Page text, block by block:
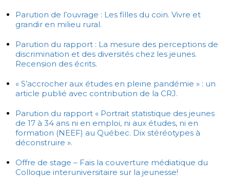
Parution de l’ouvrage : Les filles du coin. Vivre et
grandir en milieu rural.
Parution du rapport : La mesure des perceptions de
discrimination et des diversités chez les jeunes.
Recension des écrits.
« S’accrocher aux études en pleine pandémie » : un
article publié avec contribution de la CRJ.
Parution du rapport « Portrait statistique des jeunes
de 17 à 34 ans ni en emploi, ni aux études, ni en
formation (NEEF) au Québec. Dix stéréotypes à
déconstruire ».
Offre de stage – Fais la couverture médiatique du
Colloque interuniversitaire sur la jeunesse!